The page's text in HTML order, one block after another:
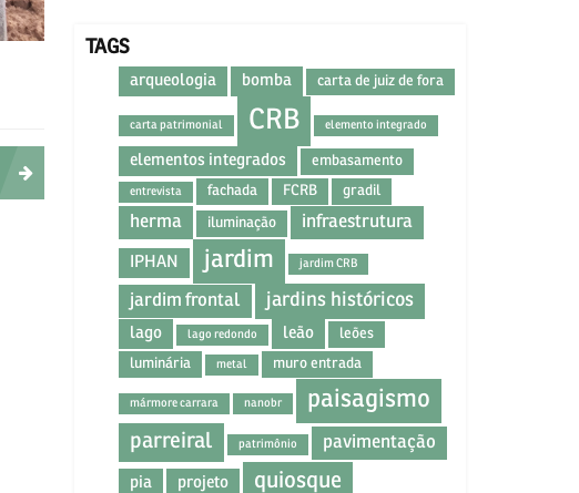
TAGS
arqueologia bomba carta de juiz de fora
carta patrimonial CRB elemento integrado
elementos integrados embasamento
entrevista fachada FCRB gradil
herma iluminação infraestrutura
IPHAN jardim jardim CRB
jardim frontal jardins históricos
lago lago redondo leão leões
luminária metal muro entrada
mármore carrara nanobr paisagismo
parreiral patrimônio pavimentação
pia projeto quiosque